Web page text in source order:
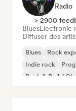
Radio
> 2900
BluesElectronic
Diffuser des
Blues Rock
Indie rock
Rock & Roll /